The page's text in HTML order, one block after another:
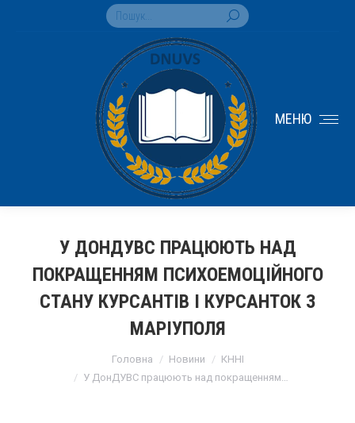
Search:
МЕНЮ
У ДОНДУВС ПРАЦЮЮТЬ НАД
ПОКРАЩЕННЯМ ПСИХОЕМОЦІЙНОГО
СТАНУ КУРСАНТІВ І КУРСАНТОК З
МАРІУПОЛЯ
Головна Новини
КННІ
У ДонДУВС працюють над покращенням…